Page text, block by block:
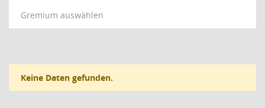
Gremium auswählen
Keine Daten gefunden.